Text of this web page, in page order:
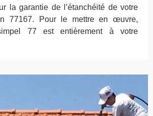
la garantie de l’étanchéité de votre
77167. Pour le mettre en œuvre,
77 est entièrement à votre